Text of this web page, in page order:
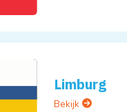
Limburg
Bekijk